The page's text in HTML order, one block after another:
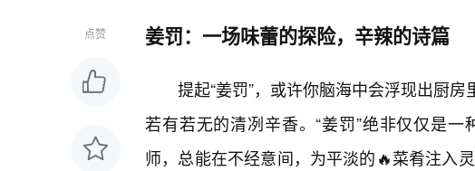
点赞 姜罚：一场味蕾的探险，辛辣的诗篇
提起“姜罚”，或许你脑海中会浮现出厨
若有若无的清冽辛香。“姜罚”绝非仅仅是
师，总能在不经意间，为平淡的🔥菜肴注入